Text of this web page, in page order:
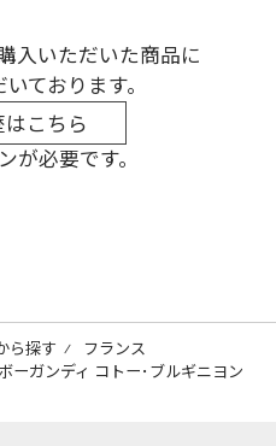
入いただいた商品に
ております。
こちら
必要です。
ら探す ⁄ フランス
ーガンディ コトー･ブルギニヨン